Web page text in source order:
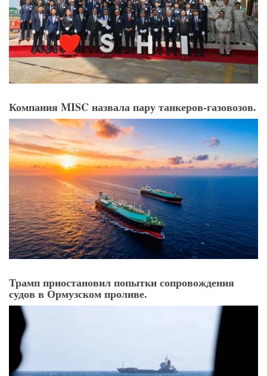
Компания MISC назвала пару танкеров-газовозов.
Трамп приостановил попытки сопровождения
судов в Ормузском проливе.